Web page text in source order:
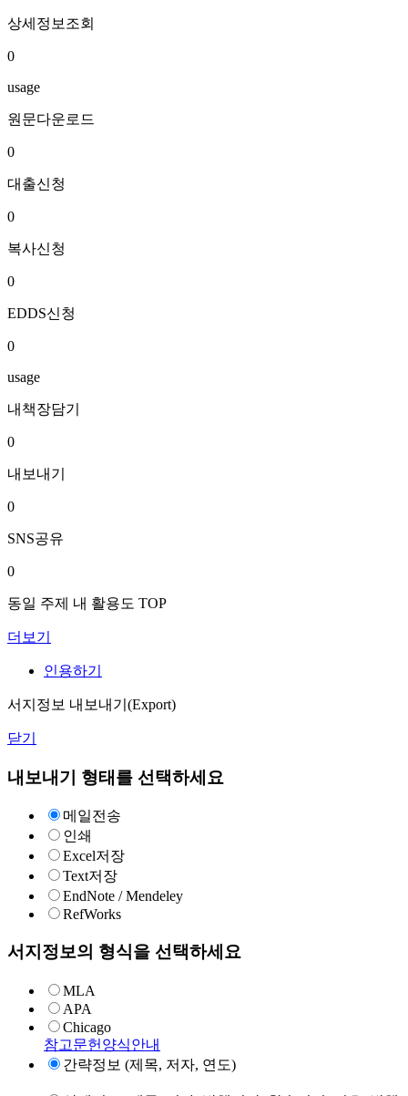
상세정보조회
0
usage
원문다운로드
0
대출신청
0
복사신청
0
EDDS신청
0
usage
내책장담기
0
내보내기
0
SNS공유
0
동일 주제 내 활용도 TOP
더보기
인용하기
서지정보 내보내기(Export)
닫기
내보내기 형태를 선택하세요
메일전송
인쇄
Excel저장
Text저장
EndNote / Mendeley
RefWorks
서지정보의 형식을 선택하세요
MLA
APA
Chicago
참고문헌양식안내
간략정보 (제목, 저자, 연도)